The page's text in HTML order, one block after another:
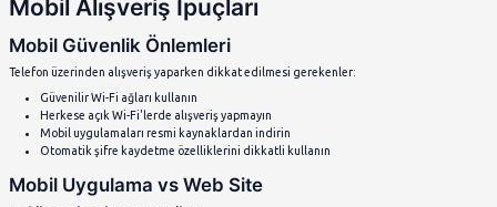
Aşırı Düşük Fiyatlar: Gerçek dışı indirimlerden uzak
Acil Alışveriş Baskısı
Akıllı Alışveriş Stratejileri
1. Ürün Araştırması Nasıl Yapılır
Satın almadan önce detaylı araştırma yapın: